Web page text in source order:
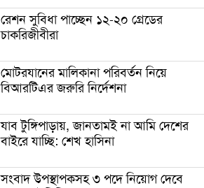
‘গ্রেফতার হতে পারেন ডোনাল্ড ট্রাম্প’
ইলেকট্রনিক পদ্ধতি ব্যবহার করা হয়েছে’
ফ্রান্সের মুসলিমদের আলটিমেটাম দিলেন
রেশন সুবিধা পাচ্ছেন ১২-২০ গ্রেডের
চাকরিজীবীরা
মোটরযানের মালিকানা পরিবর্তন নিয়ে
বিআরটিএর জরুরি নির্দেশনা
যাব টুঙ্গিপাড়ায়, জানতামই না আমি দেশের
বাইরে যাচ্ছি: শেখ হাসিনা
সংবাদ উপস্থাপকসহ ৩ পদে নিয়োগ দেবে